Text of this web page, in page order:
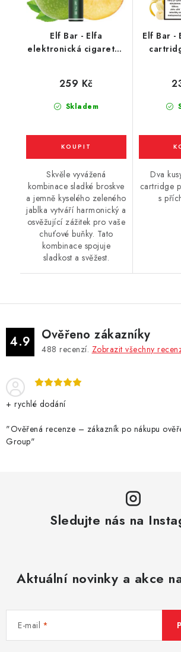
Elf Bar - Elfa
elektronická cigareta -
Skladem
259 Kč
Skvěle vyvážená
kombinace sladké broskve
a jemně kyselého zeleného
jablka vytváří harmonický a
osvěžující zážitek pro vaše
chuťové buňky. Tato
kombinace spojuje
sladkost a svěžest.
Elf Bar -
Dva
cartridge
s
4.9 Ověřeno zákazníky
488 recenzí. Zobrazit všechny
+ rychlé dodání
"Ověřená recenze – zákazník po nákupu
Group"
Sledujte nás na
Aktuální novinky a akce
E-mail